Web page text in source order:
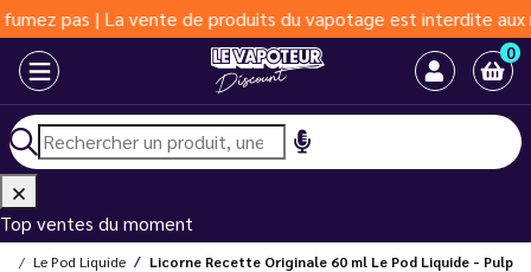
| La vente de produits du vapotage est interdite aux moins
0
Top ventes du moment
Le Pod Liquide Licorne Recette Originale 60 ml Le Pod Liquide - Pulp